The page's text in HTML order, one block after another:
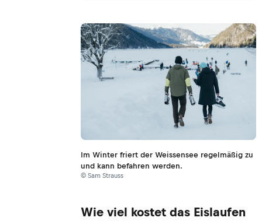
Im Winter friert der Weissensee regelmäßig zu
und kann befahren werden.
© Sam Strauss
Wie viel kostet das Eislaufen